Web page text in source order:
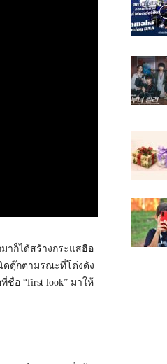
มาก็ได้สร้างกระแสฮือ
ดตุ๊กตามรณะที่โด่งดัง
ชื่อ “first look” มาให้